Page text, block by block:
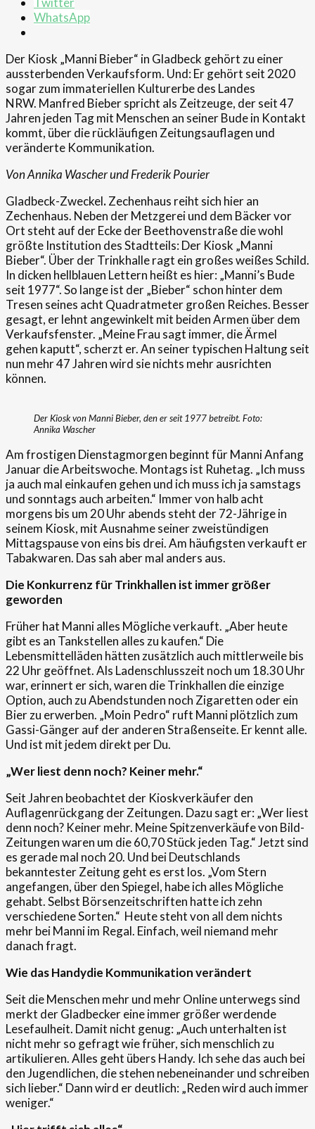
WhatsApp
Der Kiosk „Manni Bieber“ in Gladbeck gehört zu einer
aussterbenden Verkaufsform. Und: Er gehört seit 2020
sogar zum immateriellen Kulturerbe des Landes
NRW. Manfred Bieber spricht als Zeitzeuge, der seit 47
Jahren jeden Tag mit Menschen an seiner Bude in Kontakt
kommt, über die rückläufigen Zeitungsauflagen und
veränderte Kommunikation.
Von Annika Wascher und Frederik Pourier
Gladbeck-Zweckel.Zechenhaus reiht sich hier an
Zechenhaus. Neben der Metzgerei und dem Bäcker vor
Ort steht auf der Ecke der Beethovenstraße die wohl
größte Institution des Stadtteils: Der Kiosk „Manni
Bieber“. Über der Trinkhalle ragt ein großes weißes Schild.
In dicken hellblauen Lettern heißt es hier: „Manni’s Bude
seit 1977“. So lange ist der „Bieber“ schon hinter dem
Tresen seines acht Quadratmeter großen Reiches. Besser
gesagt, er lehnt angewinkelt mit beiden Armen über dem
Verkaufsfenster. „Meine Frau sagt immer, die Ärmel
gehen kaputt“, scherzt er. An seiner typischen Haltung seit
nun mehr 47 Jahren wird sie nichts mehr ausrichten
können.
Der Kiosk von Manni Bieber, den er seit 1977 betreibt. Foto:
Annika Wascher
Am frostigen Dienstagmorgen beginnt für Manni Anfang
Januar die Arbeitswoche. Montags ist Ruhetag. „Ich muss
ja auch mal einkaufen gehen und ich muss ich ja samstags
und sonntags auch arbeiten.“ Immer von halb acht
morgens bis um 20 Uhr abends steht der 72-Jährige in
seinem Kiosk, mit Ausnahme seiner zweistündigen
Mittagspause von eins bis drei. Am häufigsten verkauft er
Tabakwaren. Das sah aber mal anders aus.
Die Konkurrenz für Trinkhallen ist immer größer
geworden
Früher hat Manni alles Mögliche verkauft. „Aber heute
gibt es an Tankstellen alles zu kaufen.“ Die
Lebensmittelläden hätten zusätzlich auch mittlerweile bis
22 Uhr geöffnet. Als Ladenschlusszeit noch um 18.30 Uhr
war, erinnert er sich, waren die Trinkhallen die einzige
Option, auch zu Abendstunden noch Zigaretten oder ein
Bier zu erwerben. „Moin Pedro“ ruft Manni plötzlich zum
Gassi-Gänger auf der anderen Straßenseite. Er kennt alle.
Und ist mit jedem direkt per Du.
„Wer liest denn noch? Keiner mehr.“
Seit Jahren beobachtet der Kioskverkäufer den
Auflagenrückgang der Zeitungen. Dazu sagt er: „Wer liest
denn noch? Keiner mehr. Meine Spitzenverkäufe von Bild-
Zeitungen waren um die 60,70 Stück jeden Tag.“ Jetzt sind
es gerade mal noch 20. Und bei Deutschlands
bekanntester Zeitung geht es erst los. „Vom Stern
angefangen, über den Spiegel, habe ich alles Mögliche
gehabt. Selbst Börsenzeitschriften hatte ich zehn
verschiedene Sorten.“ Heute steht von all dem nichts
mehr bei Manni im Regal. Einfach, weil niemand mehr
danach fragt.
Wie das Handydie Kommunikation verändert
Seit die Menschen mehr und mehr Online unterwegs sind
merkt der Gladbecker eine immer größer werdende
Lesefaulheit. Damit nicht genug: „Auch unterhalten ist
nicht mehr so gefragt wie früher, sich menschlich zu
artikulieren. Alles geht übers Handy. Ich sehe das auch bei
den Jugendlichen, die stehen nebeneinander und schreiben
sich lieber.“ Dann wird er deutlich: „Reden wird auch immer
weniger.“